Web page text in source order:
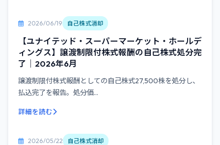
2026/06/19 自己株式消却
【ユナイテッド・スーパーマーケット・ホールデ
ィングス】譲渡制限付株式報酬の自己株式処分完
了｜2026年6月
譲渡制限付株式報酬としての自己株式27,500株を処分し、
払込完了を報告。処分価...
詳細を読む
2026/05/22 自己株式消却